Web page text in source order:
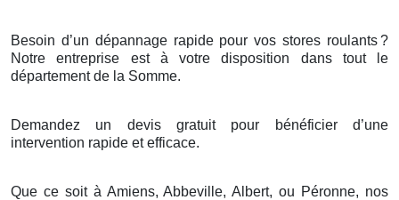
Besoin d’un dépannage rapide pour vos stores roulants?
Notre entreprise est à votre disposition dans tout le
département de la Somme.
Demandez un devis gratuit pour bénéficier d’une
intervention rapide et efficace.
Que ce soit à Amiens, Abbeville, Albert, ou Péronne, nos